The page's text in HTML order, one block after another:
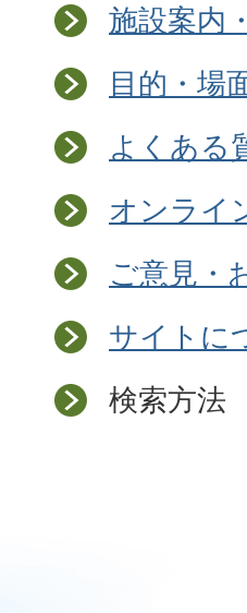
施設案内
目的・場
よくある
オンライ
ご意見・
サイトに
検索方法